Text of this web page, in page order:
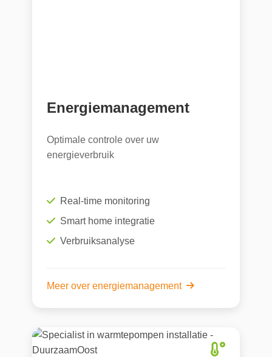
Energiemanagement
Optimale controle over uw
energieverbruik
Real-time monitoring
Smart home integratie
Verbruiksanalyse
Meer over energiemanagement